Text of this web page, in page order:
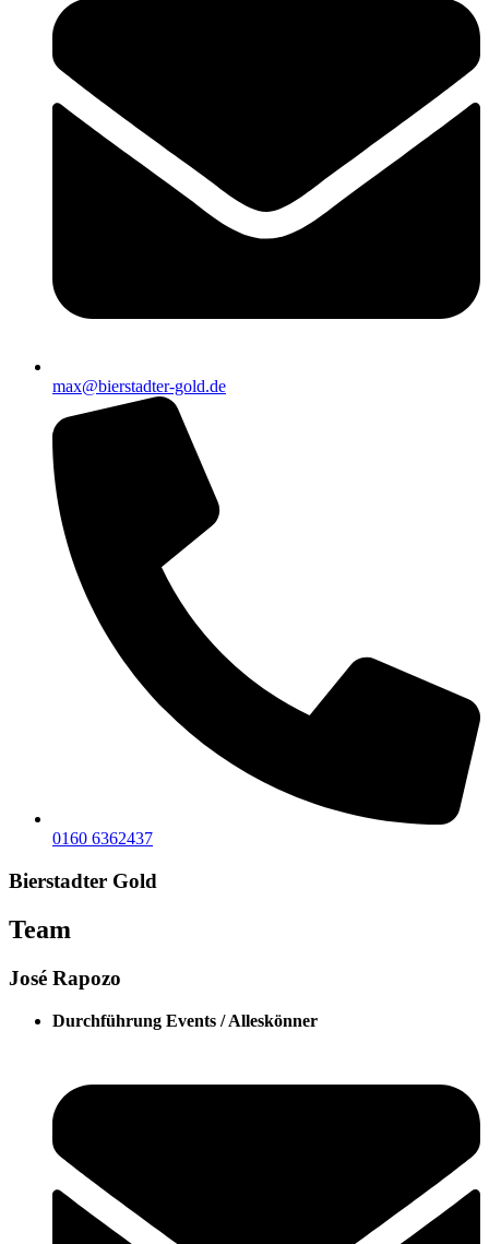
max@bierstadter-gold.de
0160 6362437
Bierstadter Gold
Team
José Rapozo
Durchführung Events / Alleskönner